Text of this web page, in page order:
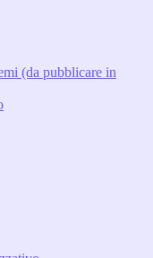
(da pubblicare in